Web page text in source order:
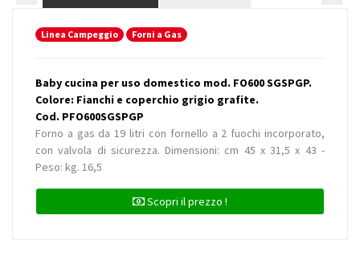
Linea Campeggio Forni a Gas
Baby cucina per uso domestico mod. FO600 SGSPGP.
Colore: Fianchi e coperchio grigio grafite.
Cod. PFO600SGSPGP
Forno a gas da 19 litri con fornello a 2 fuochi incorporato,
con valvola di sicurezza. Dimensioni: cm 45 x 31,5 x 43 -
Peso: kg. 16,5
Scopri il prezzo !